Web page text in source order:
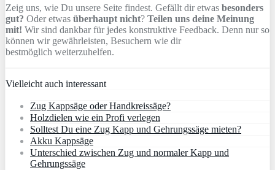
Zeig uns, wie Du unsere Seite findest. Gefällt dir etwas besonders
gut? Oder etwas überhaupt nicht? Teilen uns deine Meinung
mit! Wir sind dankbar für jedes konstruktive Feedback. Denn nur so
können wir gewährleisten, Besuchern wie dir
bestmöglich weiterzuhelfen.
Vielleicht auch interessant
Zug Kappsäge oder Handkreissäge?
Holzdielen wie ein Profi verlegen
Solltest Du eine Zug Kapp und Gehrungssäge mieten?
Akku Kappsäge
Unterschied zwischen Zug und normaler Kapp und
Gehrungssäge